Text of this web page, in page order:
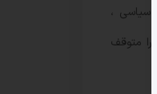
سیاسی ،
متوقف